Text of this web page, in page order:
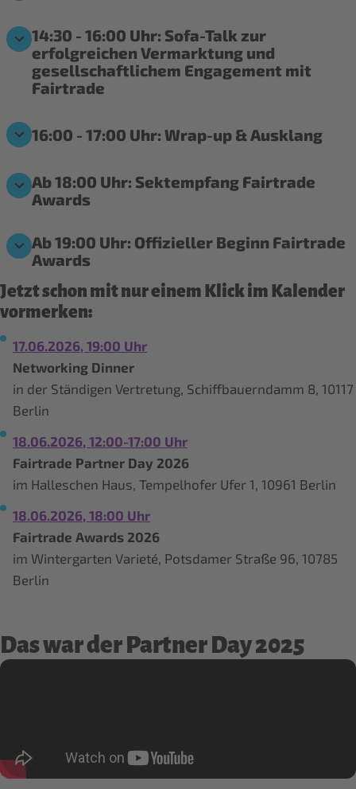
14:30 - 16:00 Uhr: Sofa-Talk zur
erfolgreichen Vermarktung und
gesellschaftlichem Engagement mit
Fairtrade
16:00 - 17:00 Uhr: Wrap-up & Ausklang
Ab 18:00 Uhr: Sektempfang Fairtrade
Awards
Ab 19:00 Uhr: Offizieller Beginn Fairtrade
Awards
Jetzt schon mit nur einem Klick im Kalender
vormerken:
17.06.2026, 19:00 Uhr
Networking Dinner
in der Ständigen Vertretung, Schiffbauerndamm 8, 10117
Berlin
18.06.2026, 12:00-17:00 Uhr
Fairtrade Partner Day 2026
im Halleschen Haus, Tempelhofer Ufer 1, 10961 Berlin
18.06.2026, 18:00 Uhr
Fairtrade Awards 2026
im Wintergarten Varieté, Potsdamer Straße 96, 10785
Berlin
Das war der Partner Day 2025